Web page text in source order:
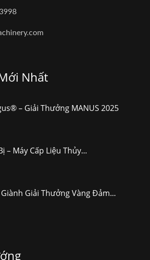
Nhất
– Giải Thưởng MANUS 2025
– Máy Cấp Liệu Thủy...
Giải Thưởng Vàng Đảm...